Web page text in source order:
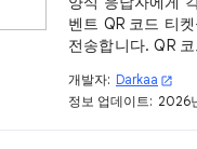
벤트 QR 코드 티
전송합니다. QR
여 기록을 남길 수
개발자: Darkaa open_in_new
정보 업데이트: 2026